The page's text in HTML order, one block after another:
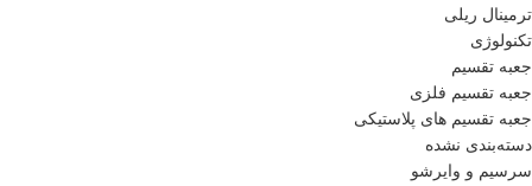
ترمینال ریلی
تکنولوژی
جعبه تقسیم
جعبه تقسیم فلزی
جعبه تقسیم های پلاستیکی
دسته‌بندی نشده
سرسیم و وایرشو